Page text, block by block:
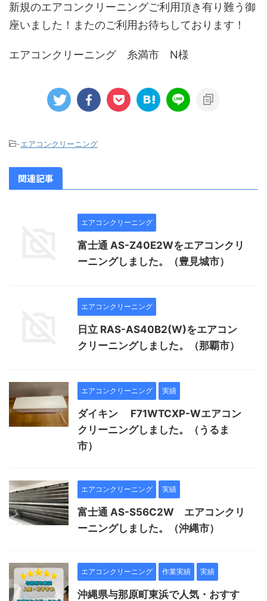
新規のエアコンクリーニングご利用頂き有り難う御
座いました！またのご利用お待ちしております！
エアコンクリーニング 糸満市 N様
-エアコンクリーニング
関連記事
エアコンクリーニング
富士通 AS-Z40E2Wをエアコンクリ
ーニングしました。（豊見城市）
エアコンクリーニング
日立 RAS-AS40B2(W)をエアコン
クリーニングしました。（那覇市）
エアコンクリーニング 実績
ダイキン F71WTCXP-Wエアコン
クリーニングしました。（うるま
市）
エアコンクリーニング 実績
富士通 AS-S56C2W エアコンクリ
ーニングしました。（沖縄市）
エアコンクリーニング 作業実績 実績
沖縄県与那原町東浜で人気・おすす